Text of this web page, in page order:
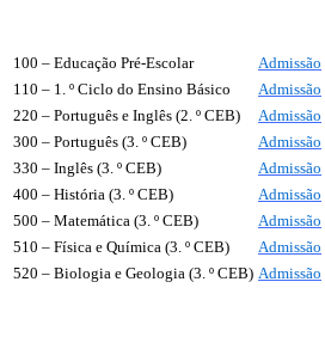
100 – Educação Pré-Escolar Admissão
110 – 1. º Ciclo do Ensino Básico
Admissão
220 – Português e Inglês (2. º CEB)
Admissão
300 – Português (3. º CEB)
Admissão
330 – Inglês (3. º CEB)
Admissão
400 – História (3. º CEB)
Admissão
500 – Matemática (3. º CEB)
Admissão
510 – Física e Química (3. º CEB)
Admissão
520 – Biologia e Geologia (3. º CEB) Admissão